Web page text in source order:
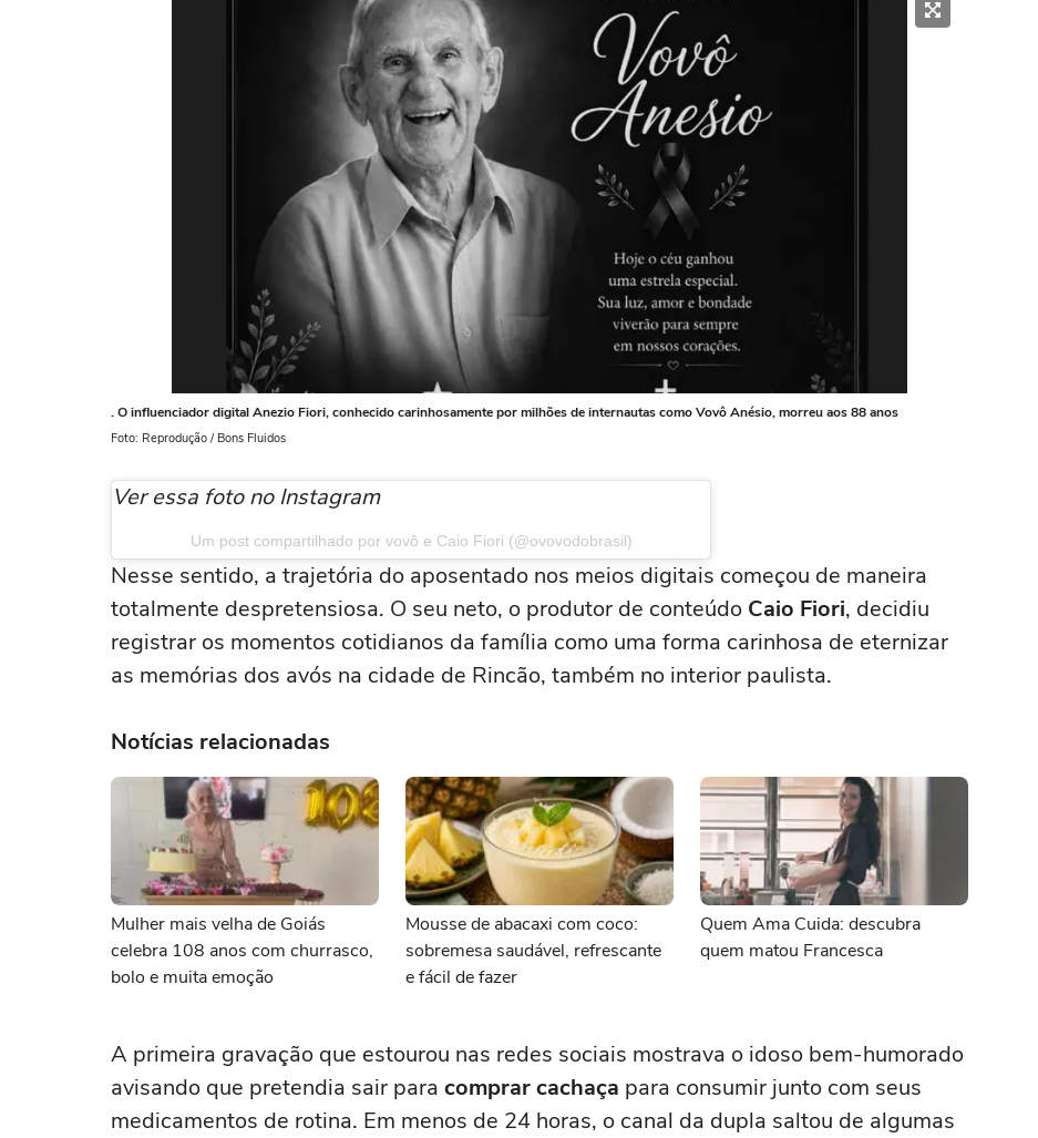
. O influenciador digital Anezio Fiori, conhecido carinhosamente por milhões de internautas como Vovô Anésio, morreu aos 88 anos
Foto: Reprodução / Bons Fluidos
Ver essa foto no Instagram
Um post compartilhado por vovô e Caio Fiori (@ovovodobrasil)
Nesse sentido, a trajetória do aposentado nos meios digitais começou de maneira
totalmente despretensiosa. O seu neto, o produtor de conteúdo Caio Fiori, decidiu
registrar os momentos cotidianos da família como uma forma carinhosa de eternizar
as memórias dos avós na cidade de Rincão, também no interior paulista.
Notícias relacionadas
Mulher mais velha de Goiás
celebra 108 anos com churrasco,
bolo e muita emoção
Mousse de abacaxi com coco:
sobremesa saudável, refrescante
e fácil de fazer
Quem Ama Cuida: descubra
quem matou Francesca
A primeira gravação que estourou nas redes sociais mostrava o idoso bem-humorado
avisando que pretendia sair para comprar cachaça para consumir junto com seus
medicamentos de rotina. Em menos de 24 horas, o canal da dupla saltou de algumas